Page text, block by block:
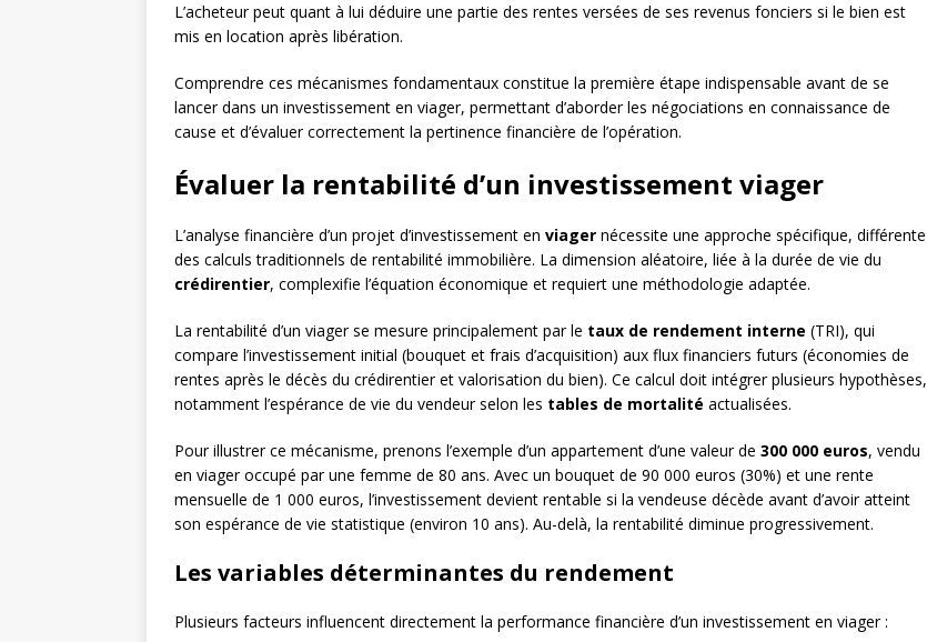
L’acheteur peut quant à lui déduire une partie des rentes versées de ses revenus fonciers si le bien est
mis en location après libération.
Comprendre ces mécanismes fondamentaux constitue la première étape indispensable avant de se
lancer dans un investissement en viager, permettant d’aborder les négociations en connaissance de
cause et d’évaluer correctement la pertinence financière de l’opération.
Évaluer la rentabilité d’un investissement viager
L’analyse financière d’un projet d’investissement en viager nécessite une approche spécifique, différente
des calculs traditionnels de rentabilité immobilière. La dimension aléatoire, liée à la durée de vie du
crédirentier, complexifie l’équation économique et requiert une méthodologie adaptée.
La rentabilité d’un viager se mesure principalement par le taux de rendement interne (TRI), qui
compare l’investissement initial (bouquet et frais d’acquisition) aux flux financiers futurs (économies de
rentes après le décès du crédirentier et valorisation du bien). Ce calcul doit intégrer plusieurs hypothèses,
notamment l’espérance de vie du vendeur selon les tables de mortalité actualisées.
Pour illustrer ce mécanisme, prenons l’exemple d’un appartement d’une valeur de 300 000 euros, vendu
en viager occupé par une femme de 80 ans. Avec un bouquet de 90 000 euros (30%) et une rente
mensuelle de 1 000 euros, l’investissement devient rentable si la vendeuse décède avant d’avoir atteint
son espérance de vie statistique (environ 10 ans). Au-delà, la rentabilité diminue progressivement.
Les variables déterminantes du rendement
Plusieurs facteurs influencent directement la performance financière d’un investissement en viager :